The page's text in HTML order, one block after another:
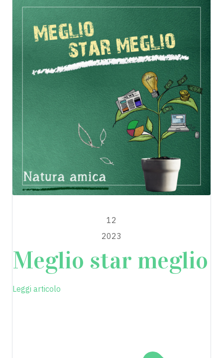
12
2023
Meglio star meglio
Leggi articolo